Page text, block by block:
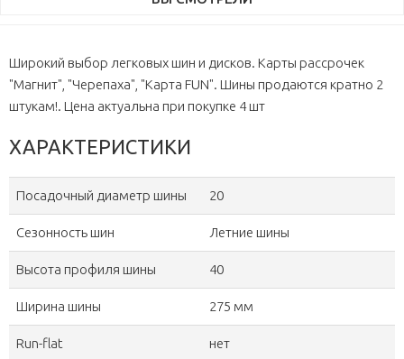
Широкий выбор легковых шин и дисков. Карты рассрочек
"Магнит", "Черепаха", "Карта FUN". Шины продаются кратно 2
штукам!. Цена актуальна при покупке 4 шт
ХАРАКТЕРИСТИКИ
Посадочный диаметр шины 20
Сезонность шин Летние шины
Высота профиля шины 40
Ширина шины 275 мм
Run-flat нет